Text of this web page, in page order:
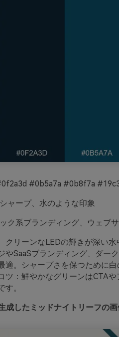
#0b5a7a #0b8f7a
ャープ、水のような印象
ク系ブランディング、ウェブ
クリーンなLEDの輝きが深い
やSaaSブランディング、ダー
適。シャープさを保つために
ツ：鮮やかなグリーンはCTA
。
成したミッドナイトリーフの画